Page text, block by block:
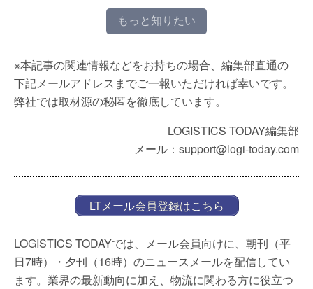
もっと知りたい
※本記事の関連情報などをお持ちの場合、編集部直通の
下記メールアドレスまでご一報いただければ幸いです。
弊社では取材源の秘匿を徹底しています。
LOGISTICS TODAY編集部
メール：support@logi-today.com
LTメール会員登録はこちら
LOGISTICS TODAYでは、メール会員向けに、朝刊（平
日7時）・夕刊（16時）のニュースメールを配信してい
ます。業界の最新動向に加え、物流に関わる方に役立つ